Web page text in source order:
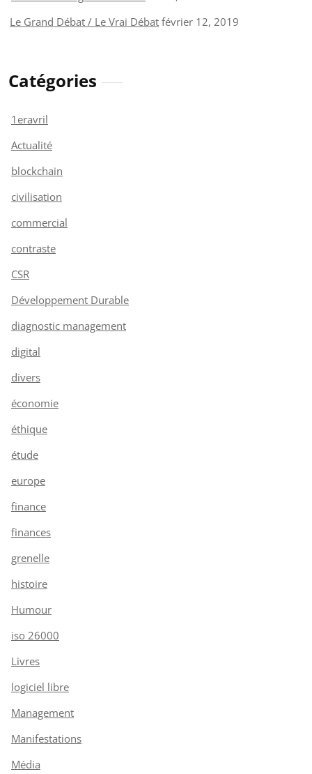
Le Grand Débat / Le Vrai Débat février 12, 2019
Catégories
1eravril
Actualité
blockchain
civilisation
commercial
contraste
CSR
Développement Durable
diagnostic management
digital
divers
économie
éthique
étude
europe
finance
finances
grenelle
histoire
Humour
iso 26000
Livres
logiciel libre
Management
Manifestations
Média